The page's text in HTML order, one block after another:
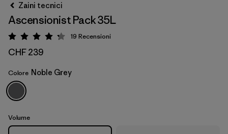
Noble Grey
Zaini tecnici
Ascensionist Pack 35L
Valutazione: 4.3 / 5
19 Recensioni
CHF 239
Colore Noble Grey
Volume